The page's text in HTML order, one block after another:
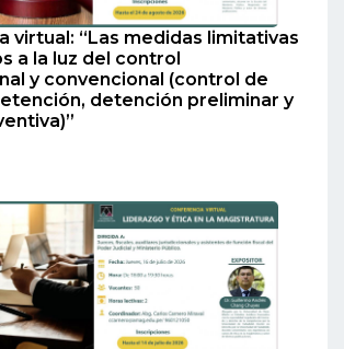
virtual: “Las medidas limitativas
a la luz del control
y convencional (control de
detención preliminar y